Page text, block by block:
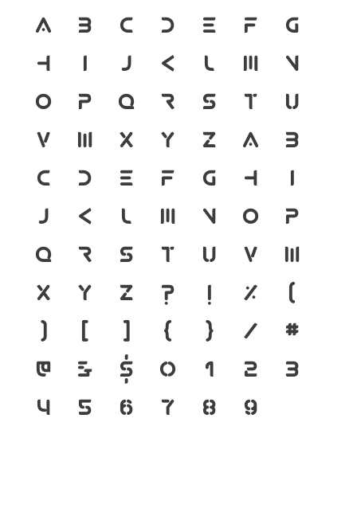
A B C D E F
G
H
I J K L M N
O P Q R S T
U
V W X Y Z a b
c
d e f g h
i
j
k l m n o p
q r s t u v w
x y z ? ! %
(
)
[ ] { } /
#
@ & $ 0 1 2
3
4
5 6 7 8 9